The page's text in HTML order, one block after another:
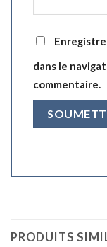
dans le
commentaire.
PRODUITS